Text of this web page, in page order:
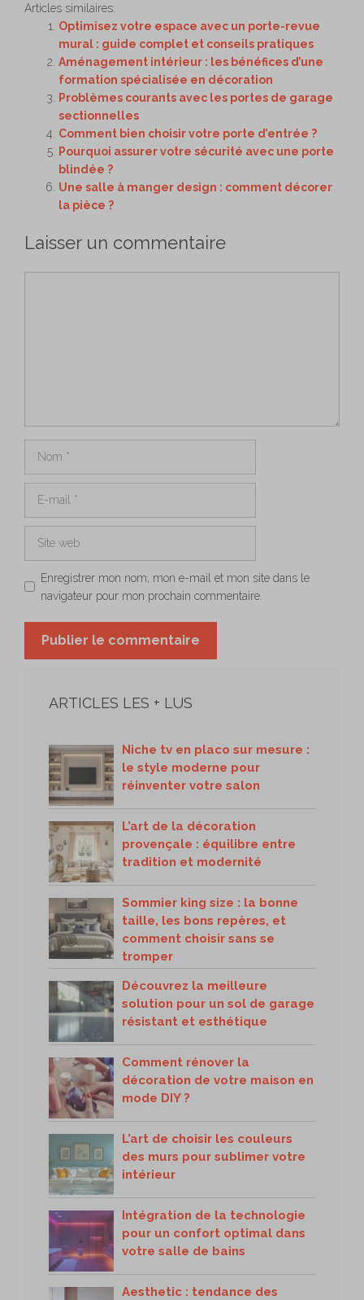
Articles similaires:
Optimisez votre espace avec un porte-revue
mural : guide complet et conseils pratiques
Aménagement intérieur : les bénéfices d’une
formation spécialisée en décoration
Problèmes courants avec les portes de garage
sectionnelles
Comment bien choisir votre porte d’entrée ?
Pourquoi assurer votre sécurité avec une porte
blindée ?
Une salle à manger design : comment décorer
la pièce ?
Laisser un commentaire
Enregistrer mon nom, mon e-mail et mon site dans le
navigateur pour mon prochain commentaire.
ARTICLES LES + LUS
Niche tv en placo sur mesure :
le style moderne pour
réinventer votre salon
L’art de la décoration
provençale : équilibre entre
tradition et modernité
Sommier king size : la bonne
taille, les bons repères, et
comment choisir sans se
tromper
Découvrez la meilleure
solution pour un sol de garage
résistant et esthétique
Comment rénover la
décoration de votre maison en
mode DIY ?
L’art de choisir les couleurs
des murs pour sublimer votre
intérieur
Intégration de la technologie
pour un confort optimal dans
votre salle de bains
Aesthetic : tendance des